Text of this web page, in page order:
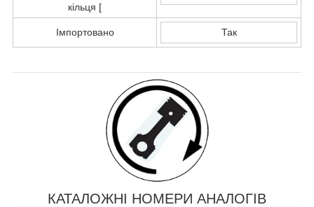
кільця [
Імпортовано Так
КАТАЛОЖНІ НОМЕРИ АНАЛОГІВ